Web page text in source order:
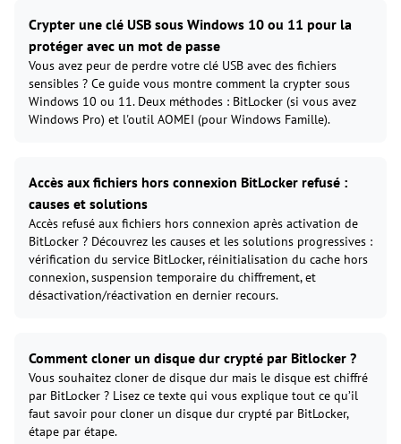
Crypter une clé USB sous Windows 10 ou 11 pour la
protéger avec un mot de passe
Vous avez peur de perdre votre clé USB avec des fichiers
sensibles ? Ce guide vous montre comment la crypter sous
Windows 10 ou 11. Deux méthodes : BitLocker (si vous avez
Windows Pro) et l'outil AOMEI (pour Windows Famille).
Accès aux fichiers hors connexion BitLocker refusé :
causes et solutions
Accès refusé aux fichiers hors connexion après activation de
BitLocker ? Découvrez les causes et les solutions progressives :
vérification du service BitLocker, réinitialisation du cache hors
connexion, suspension temporaire du chiffrement, et
désactivation/réactivation en dernier recours.
Comment cloner un disque dur crypté par Bitlocker ?
Vous souhaitez cloner de disque dur mais le disque est chiffré
par BitLocker ? Lisez ce texte qui vous explique tout ce qu’il
faut savoir pour cloner un disque dur crypté par BitLocker,
étape par étape.